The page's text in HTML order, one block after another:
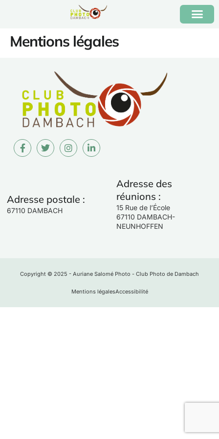
Mentions légales
Adresse postale :
67110 DAMBACH
Adresse des
réunions :
15 Rue de l’École
67110 DAMBACH-
NEUNHOFFEN
Copyright © 2025 - Auriane Salomé Photo - Club Photo de Dambach
Mentions légalesAccessibilité